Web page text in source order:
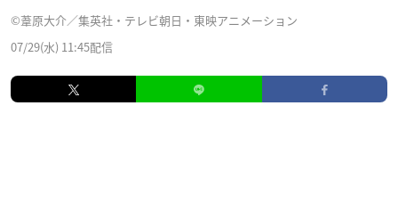
©葦原大介／集英社・テレビ朝日・東映アニメーション
07/29(水) 11:45配信